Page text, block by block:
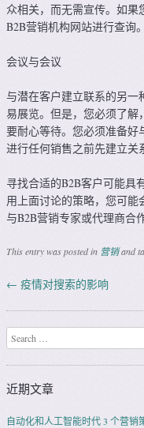
众相关，而无需宣传。如
B2B营销机构网站进行查询。
会议与会议
与潜在客户建立联系的另一
易展览。但是，您必须了解
要耐心等待。您必须准备好
进行任何销售之前先建立关
寻找合适的B2B客户可能具
用上面讨论的策略，您可
与B2B营销专家或代理商合
This entry was posted in 营销and
Post navigation
← 疫情对搜索的影响
Search
近期文章
自动化和人工智能时代 3 个营销